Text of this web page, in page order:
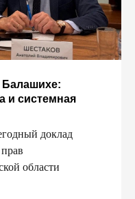
Балашихе:
и системная
доклад
области